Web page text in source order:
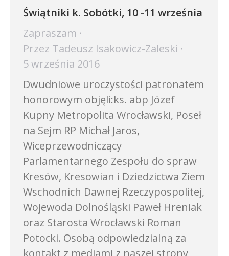
Świątniki k. Sobótki, 10 -11 września
Zapraszam
Przez Tadeusz Isakowicz-Zaleski
5 września 2016
Dwudniowe uroczystości patronatem
honorowym objęli:ks. abp Józef
Kupny Metropolita Wrocławski, Poseł
na Sejm RP Michał Jaros,
Wiceprzewodniczący
Parlamentarnego Zespołu do spraw
Kresów, Kresowian i Dziedzictwa Ziem
Wschodnich Dawnej Rzeczypospolitej,
Wojewoda Dolnośląski Paweł Hreniak
oraz Starosta Wrocławski Roman
Potocki. Osobą odpowiedzialną za
kontakt z mediami z naszej strony